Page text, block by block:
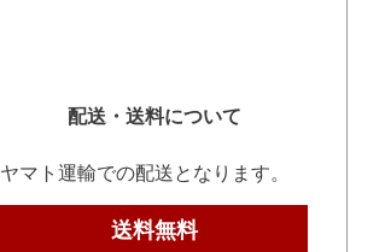
配送・送料について
ヤマト運輸での配送となります。
送料無料